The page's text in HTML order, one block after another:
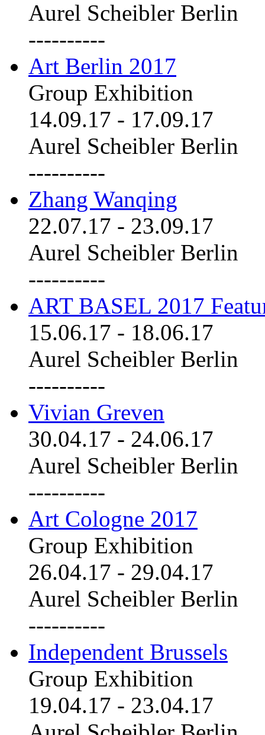
Aurel Scheibler Berlin
----------
Art Berlin 2017
Group Exhibition
14.09.17 - 17.09.17
Aurel Scheibler Berlin
----------
Zhang Wanqing
22.07.17 - 23.09.17
Aurel Scheibler Berlin
----------
ART BASEL 2017
15.06.17 - 18.06.17
Aurel Scheibler Berlin
----------
Vivian Greven
30.04.17 - 24.06.17
Aurel Scheibler Berlin
----------
Art Cologne 2017
Group Exhibition
26.04.17 - 29.04.17
Aurel Scheibler Berlin
----------
Independent Brussels
Group Exhibition
19.04.17 - 23.04.17